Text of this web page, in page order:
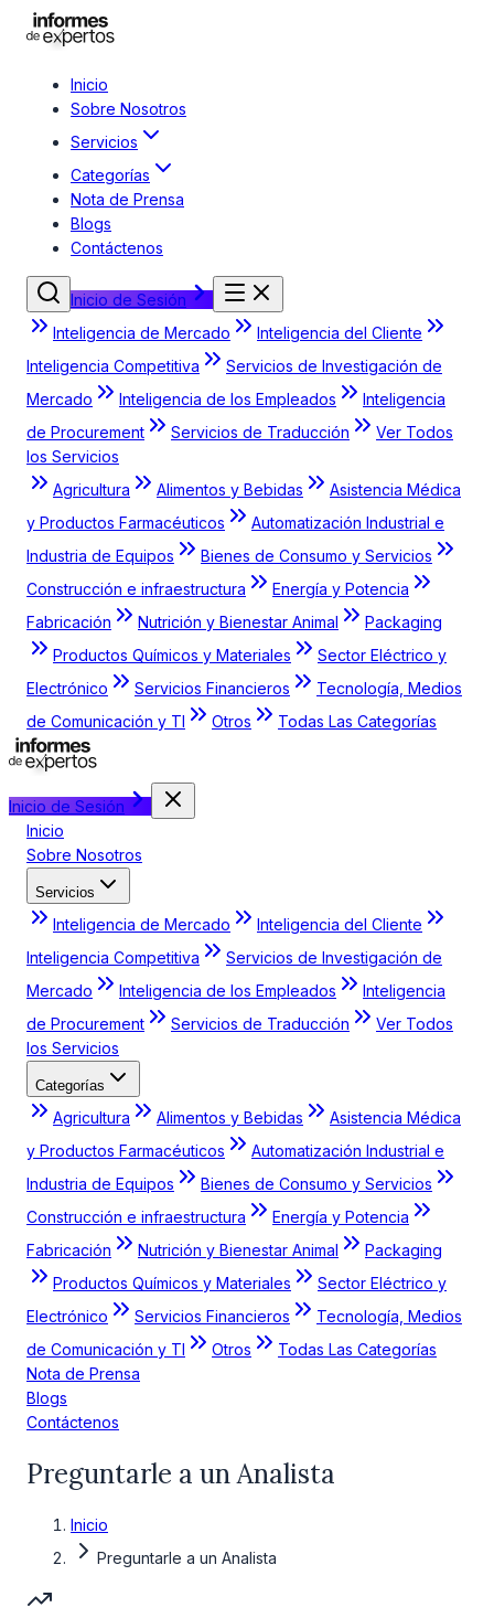
Inicio
Sobre Nosotros
Servicios
Categorías
Nota de Prensa
Blogs
Contáctenos
Inicio de Sesión
Inteligencia de Mercado
Inteligencia del Cliente
Inteligencia Competitiva
Servicios de Investigación de
Mercado
Inteligencia de los Empleados
Inteligencia
de Procurement
Servicios de Traducción
Ver Todos
los Servicios
Agricultura
Alimentos y Bebidas
Asistencia Médica
y Productos Farmacéuticos
Automatización Industrial e
Industria de Equipos
Bienes de Consumo y Servicios
Construcción e infraestructura
Energía y Potencia
Fabricación
Nutrición y Bienestar Animal
Packaging
Productos Químicos y Materiales
Sector Eléctrico y
Electrónico
Servicios Financieros
Tecnología, Medios
de Comunicación y TI
Otros Todas Las Categorías
Inicio de Sesión
Inicio
Sobre Nosotros
Servicios
Inteligencia de Mercado
Inteligencia del Cliente
Inteligencia Competitiva
Servicios de Investigación de
Mercado
Inteligencia de los Empleados
Inteligencia
de Procurement
Servicios de Traducción
Ver Todos
los Servicios
Categorías
Agricultura Alimentos y Bebidas
Asistencia Médica
y Productos Farmacéuticos
Automatización Industrial e
Industria de Equipos
Bienes de Consumo y Servicios
Construcción e infraestructura
Energía y Potencia
Fabricación
Nutrición y Bienestar Animal
Packaging
Productos Químicos y Materiales
Sector Eléctrico y
Electrónico
Servicios Financieros
Tecnología, Medios
de Comunicación y TI
Otros
Todas Las Categorías
Nota de Prensa
Blogs
Contáctenos
Preguntarle a un Analista
Inicio
Preguntarle a un Analista